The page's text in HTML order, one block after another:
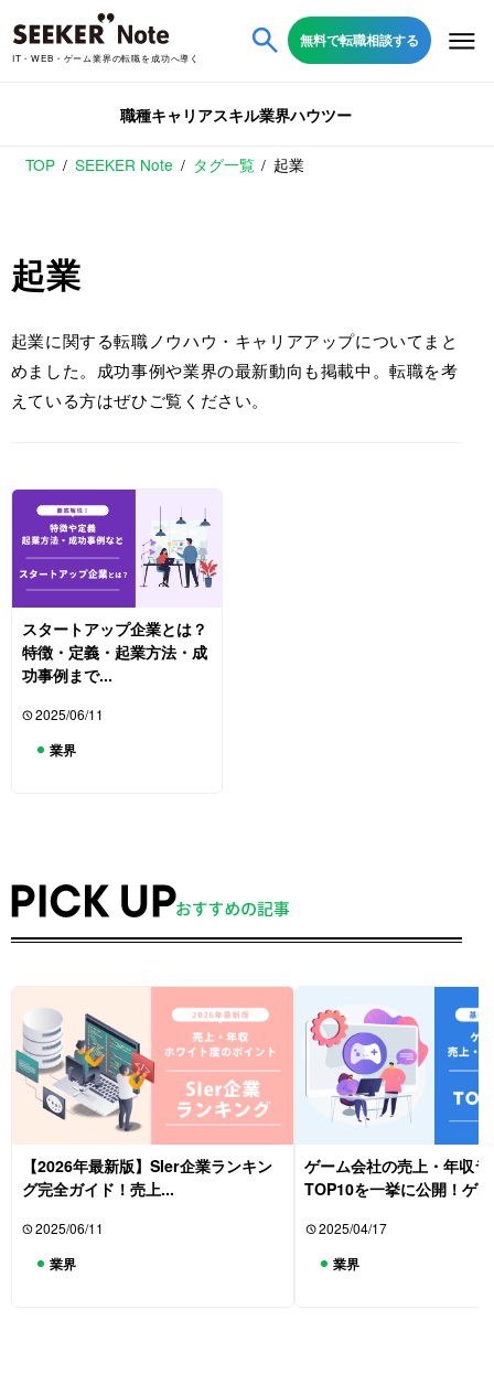
IT・WEB・ゲーム業界の転職を成功へ導く
無料で転職相談する
職種キャリアスキル業界ハウツー
TOP SEEKER Note タグ一覧 起業
起業
起業に関する転職ノウハウ・キャリアアップについてまと
めました。成功事例や業界の最新動向も掲載中。転職を考
えている方はぜひご覧ください。
スタートアップ企業とは？
特徴・定義・起業方法・成
功事例まで...
2025/06/11
業界
【2026年最新版】SIer企業ランキン
グ完全ガイド！売上...
2025/06/11
業界
ゲーム会社の売上・年収
TOP10を一挙に公開！ゲ...
2025/04/17
業界